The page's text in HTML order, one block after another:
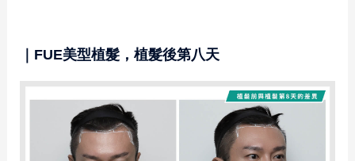
｜FUE美型植髮，植髮後第八天